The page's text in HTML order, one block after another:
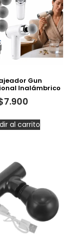
Gun
Inalámbrico
7.900
al carrito